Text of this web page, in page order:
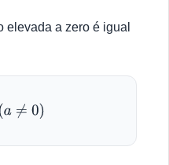
elevada a zero é igual
a≠0)